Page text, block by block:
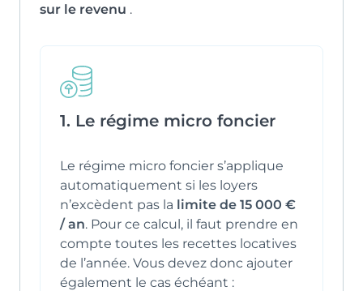
sur le revenu .
1. Le régime micro foncier
Le régime micro foncier s’applique
automatiquement si les loyers
n’excèdent pas la limite de 15 000 €
/ an. Pour ce calcul, il faut prendre en
compte toutes les recettes locatives
de l’année. Vous devez donc ajouter
également le cas échéant :